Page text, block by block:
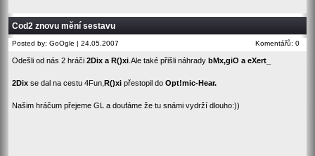
Cod2 znovu mění sestavu
Posted by: GoOgle | 24.05.2007 Komentářů: 0
Odešli od nás 2 hráči 2Dix a R()xi .Ale také přišli náhrady bMx,giO a eXert_
2Dix se dal na cestu 4Fun, R()xi přestopil do Opt!mic-Hear.
Našim hráčum přejeme GL a doufáme že tu snámi vydrží dlouho:))